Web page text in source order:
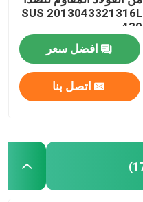
SUS 2013043321316L
430
افضل سعر
اتصل بنا